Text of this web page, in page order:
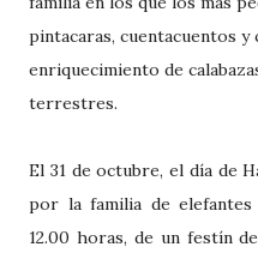
pintacaras, cuentacuentos y
enriquecimiento de
terrestres.
El 31 de octubre, el día de
por la familia de
12.00 horas, de un festín